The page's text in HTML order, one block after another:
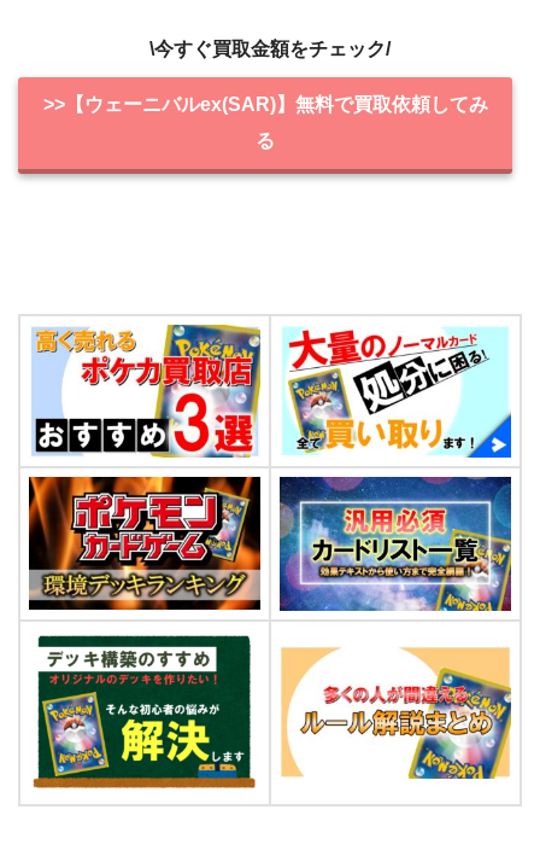
\今すぐ買取金額をチェック/
>>【ウェーニバルex(SAR)】無料で買取依頼してみ
る